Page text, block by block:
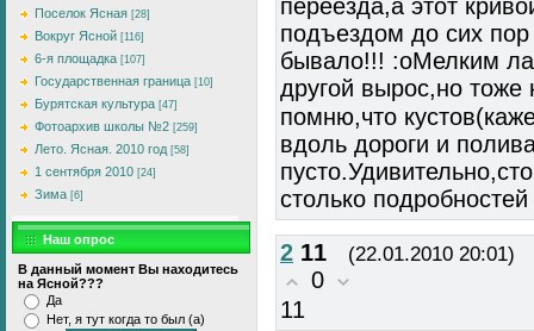
Поселок Ясная [28]
Вокруг Ясной [116]
6-я площадка [107]
Государственная граница [10]
Бурятская культура [47]
Фотоархив школы №2 [259]
Лето. Ясная. 2010 год [58]
1 сентября 2010 [24]
Зима [6]
Наш опрос
В данный момент Вы находитесь
на Ясной???
Да
Нет, я тут когда то был (а)
переезда,а этот
подъездом до сих
бывало!!! :oМелким
другой вырос,но тоже
помню,что
вдоль дороги и
столько
2 11 (22.01.2010 20:01)
0
11